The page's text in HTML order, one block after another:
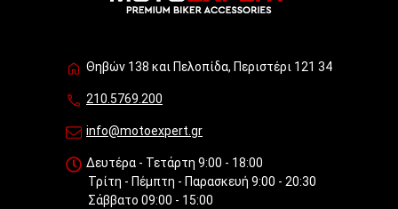
Θηβών 138 και Πελοπίδα, Περιστέρι 121 34
210.5769.200
info@motoexpert.gr
Δευτέρα - Τετάρτη 9:00 - 18:00
Τρίτη - Πέμπτη - Παρασκευή 9:00 - 20:30
Σάββατο 09:00 - 15:00